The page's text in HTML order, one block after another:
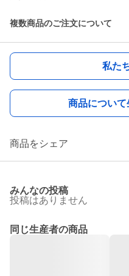
複数商品のご注文について
私た
商品につい
商品をシェア
みんなの投稿
投稿はありません
同じ生産者の商品